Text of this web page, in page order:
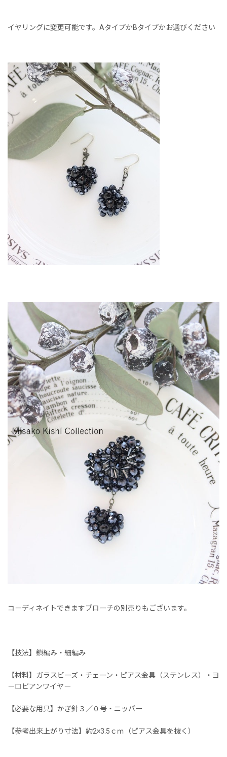
イヤリングに変更可能です。AタイプかBタイプかお選びください
コーディネイトできますブローチの別売りもございます。
【技法】鎖編み・細編み
【材料】ガラスビーズ・チェーン・ピアス金具（ステンレス）・ヨ
ーロピアンワイヤー
【必要な用具】かぎ針３／０号・ニッパー
【参考出来上がり寸法】約2×3.5ｃｍ（ピアス金具を抜く）